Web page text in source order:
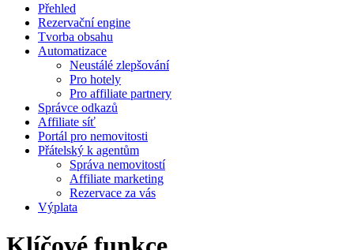
Přehled
Rezervační engine
Tvorba obsahu
Automatizace
Neustálé zlepšování
Pro hotely
Pro affiliate partnery
Správce odkazů
Affiliate síť
Portál pro nemovitosti
Přátelský k agentům
Správa nemovitostí
Affiliate marketing
Rezervace za vás
Výplata